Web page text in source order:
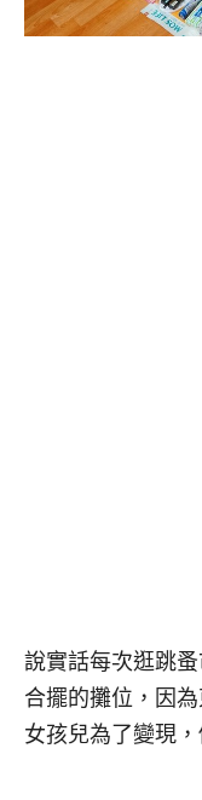
說實話每次逛跳
合擺的攤位，因
女孩兒為了變現